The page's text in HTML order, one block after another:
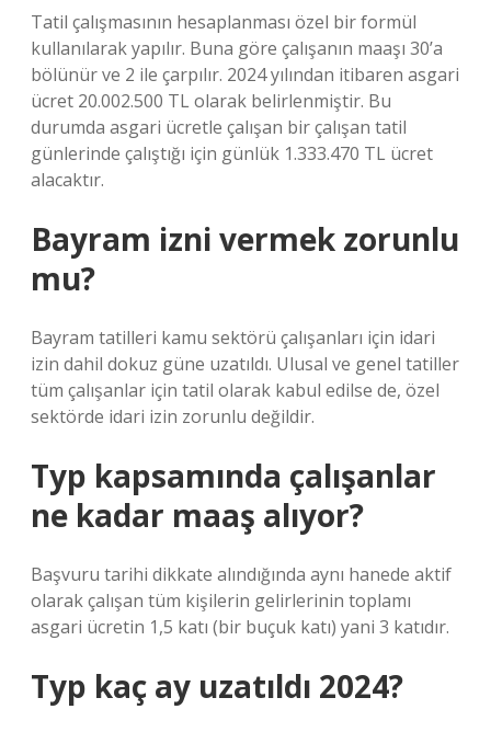
Tatil çalışmasının hesaplanması özel bir formül
kullanılarak yapılır. Buna göre çalışanın maaşı 30’a
bölünür ve 2 ile çarpılır. 2024 yılından itibaren asgari
ücret 20.002.500 TL olarak belirlenmiştir. Bu
durumda asgari ücretle çalışan bir çalışan tatil
günlerinde çalıştığı için günlük 1.333.470 TL ücret
alacaktır.
Bayram izni vermek zorunlu
mu?
Bayram tatilleri kamu sektörü çalışanları için idari
izin dahil dokuz güne uzatıldı. Ulusal ve genel tatiller
tüm çalışanlar için tatil olarak kabul edilse de, özel
sektörde idari izin zorunlu değildir.
Typ kapsamında çalışanlar
ne kadar maaş alıyor?
Başvuru tarihi dikkate alındığında aynı hanede aktif
olarak çalışan tüm kişilerin gelirlerinin toplamı
asgari ücretin 1,5 katı (bir buçuk katı) yani 3 katıdır.
Typ kaç ay uzatıldı 2024?